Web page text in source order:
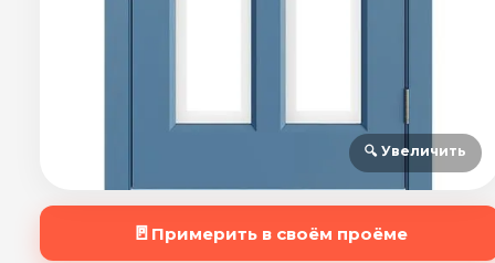
🔍 Увеличить
🚪 Примерить в своём проёме